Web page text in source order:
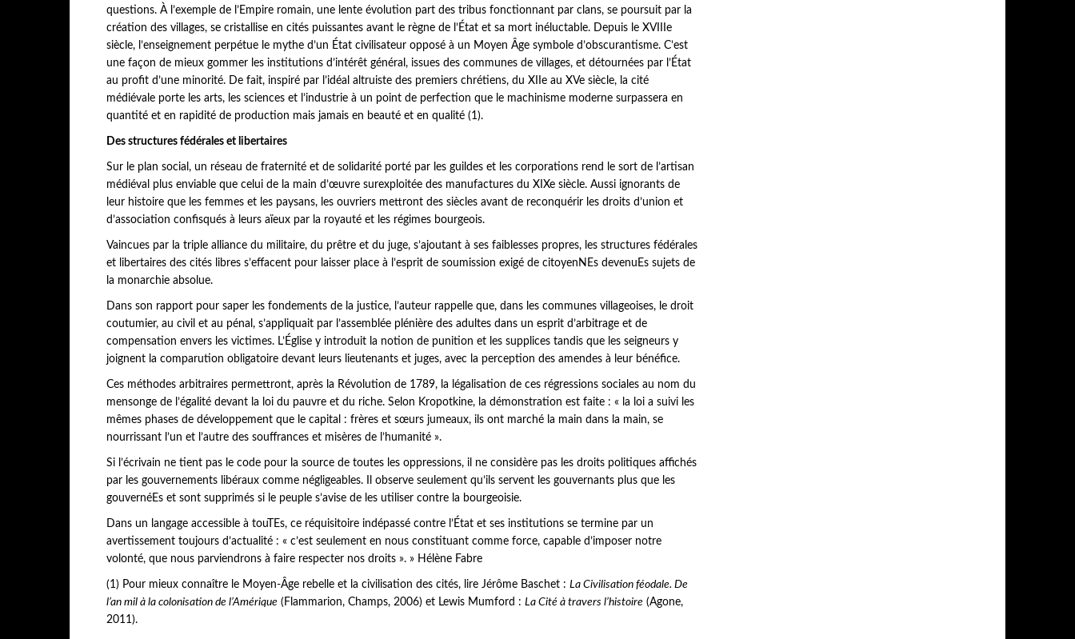
questions. À l’exemple de l’Empire romain, une lente évolution part des tribus fonctionnant par clans, se poursuit par la
création des villages, se cristallise en cités puissantes avant le règne de l’État et sa mort inéluctable. Depuis le XVIIIe
siècle, l’enseignement perpétue le mythe d’un État civilisateur opposé à un Moyen Âge symbole d’obscurantisme. C’est
une façon de mieux gommer les institutions d’intérêt général, issues des communes de villages, et détournées par l’État
au profit d’une minorité. De fait, inspiré par l’idéal altruiste des premiers chrétiens, du XIIe au XVe siècle, la cité
médiévale porte les arts, les sciences et l’industrie à un point de perfection que le machinisme moderne surpassera en
quantité et en rapidité de production mais jamais en beauté et en qualité (1).
Des structures fédérales et libertaires
Sur le plan social, un réseau de fraternité et de solidarité porté par les guildes et les corporations rend le sort de l’artisan
médiéval plus enviable que celui de la main d’œuvre surexploitée des manufactures du XIXe siècle. Aussi ignorants de
leur histoire que les femmes et les paysans, les ouvriers mettront des siècles avant de reconquérir les droits d’union et
d’association confisqués à leurs aïeux par la royauté et les régimes bourgeois.
Vaincues par la triple alliance du militaire, du prêtre et du juge, s’ajoutant à ses faiblesses propres, les structures fédérales
et libertaires des cités libres s’effacent pour laisser place à l’esprit de soumission exigé de citoyenNEs devenuEs sujets de
la monarchie absolue.
Dans son rapport pour saper les fondements de la justice, l’auteur rappelle que, dans les communes villageoises, le droit
coutumier, au civil et au pénal, s’appliquait par l’assemblée plénière des adultes dans un esprit d’arbitrage et de
compensation envers les victimes. L’Église y introduit la notion de punition et les supplices tandis que les seigneurs y
joignent la comparution obligatoire devant leurs lieutenants et juges, avec la perception des amendes à leur bénéfice.
Ces méthodes arbitraires permettront, après la Révolution de 1789, la légalisation de ces régressions sociales au nom du
mensonge de l’égalité devant la loi du pauvre et du riche. Selon Kropotkine, la démonstration est faite : « la loi a suivi les
mêmes phases de développement que le capital : frères et sœurs jumeaux, ils ont marché la main dans la main, se
nourrissant l’un et l’autre des souffrances et misères de l’humanité ».
Si l’écrivain ne tient pas le code pour la source de toutes les oppressions, il ne considère pas les droits politiques affichés
par les gouvernements libéraux comme négligeables. Il observe seulement qu’ils servent les gouvernants plus que les
gouvernéEs et sont supprimés si le peuple s’avise de les utiliser contre la bourgeoisie.
Dans un langage accessible à touTEs, ce réquisitoire indépassé contre l’État et ses institutions se termine par un
avertissement toujours d’actualité : « c’est seulement en nous constituant comme force, capable d’imposer notre
volonté, que nous parviendrons à faire respecter nos droits ». » Hélène Fabre
(1) Pour mieux connaître le Moyen-Âge rebelle et la civilisation des cités, lire Jérôme Baschet : La Civilisation féodale. De
l’an mil à la colonisation de l’Amérique (Flammarion, Champs, 2006) et Lewis Mumford : La Cité à travers l’histoire (Agone,
2011).